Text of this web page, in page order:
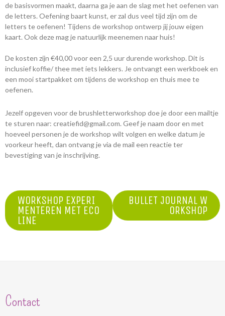
de basisvormen maakt, daarna ga je aan de slag met het oefenen van
de letters. Oefening baart kunst, er zal dus veel tijd zijn om de
letters te oefenen! Tijdens de workshop ontwerp jij jouw eigen
kaart. Ook deze mag je natuurlijk meenemen naar huis!
De kosten zijn €40,00 voor een 2,5 uur durende workshop. Dit is
inclusief koffie/ thee met iets lekkers. Je ontvangt een werkboek en
een mooi startpakket om tijdens de workshop en thuis mee te
oefenen.
Jezelf opgeven voor de brushletterworkshop doe je door een mailtje
te sturen naar: creatiefid@gmail.com. Geef je naam door en met
hoeveel personen je de workshop wilt volgen en welke datum je
voorkeur heeft, dan ontvang je via de mail een reactie ter
bevestiging van je inschrijving.
BERICHT
NAVIGATIE
WORKSHOP EXPERI
MENTEREN MET ECO
LINE
BULLET JOURNAL W
ORKSHOP
Contact